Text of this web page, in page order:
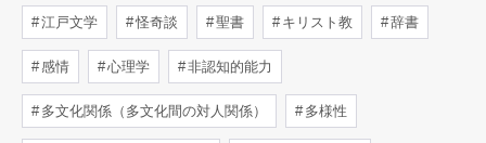
江戸文学 怪奇談 聖書 キリスト教 辞書
感情 心理学 非認知的能力
多文化関係（多文化間の対人関係） 多様性